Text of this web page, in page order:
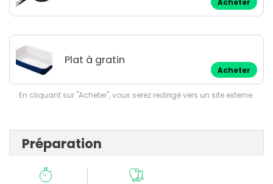
Acheter
Plat à gratin
Acheter
En cliquant sur "Acheter", vous serez redirigé vers un site externe.
Préparation